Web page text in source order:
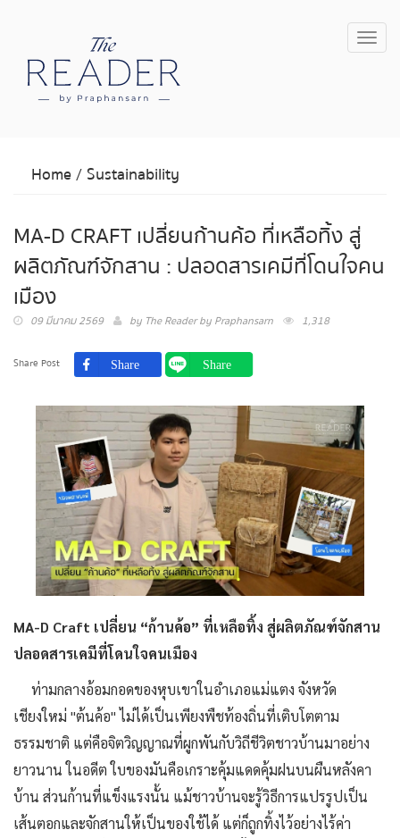
Home/ Sustainability
MA-D CRAFT เปลี่ยนก้านค้อ ที่เหลือทิ้ง สู่
ผลิตภัณฑ์จักสาน : ปลอดสารเคมีที่โดนใจคน
เมือง
09 มีนาคม 2569 by The Reader by Praphansarn 1,318
Share Post
MA-D Craft เปลี่ยน “ก้านค้อ” ที่เหลือทิ้ง สู่ผลิตภัณฑ์จักสาน
ปลอดสารเคมีที่โดนใจคนเมือง
ท่ามกลางอ้อมกอดของหุบเขาในอำเภอแม่แตง จังหวัด
เชียงใหม่ "ต้นค้อ" ไม่ได้เป็นเพียงพืชท้องถิ่นที่เติบโตตาม
ธรรมชาติ แต่คือจิตวิญญาณที่ผูกพันกับวิถีชีวิตชาวบ้านมาอย่าง
ยาวนาน ในอดีต ใบของมันคือเกราะคุ้มแดดคุ้มฝนบนผืนหลังคา
บ้าน ส่วนก้านที่แข็งแรงนั้น แม้ชาวบ้านจะรู้วิธีการแปรรูปเป็น
เส้นตอกและจักสานให้เป็นของใช้ได้ แต่ก็ถูกทิ้งไว้อย่างไร้ค่า